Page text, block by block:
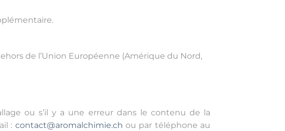
de l’Union Européenne (Amérique du Nord,
ou s’il y a une erreur dans le contenu de la
: contact@aromalchimie.ch ou par téléphone au